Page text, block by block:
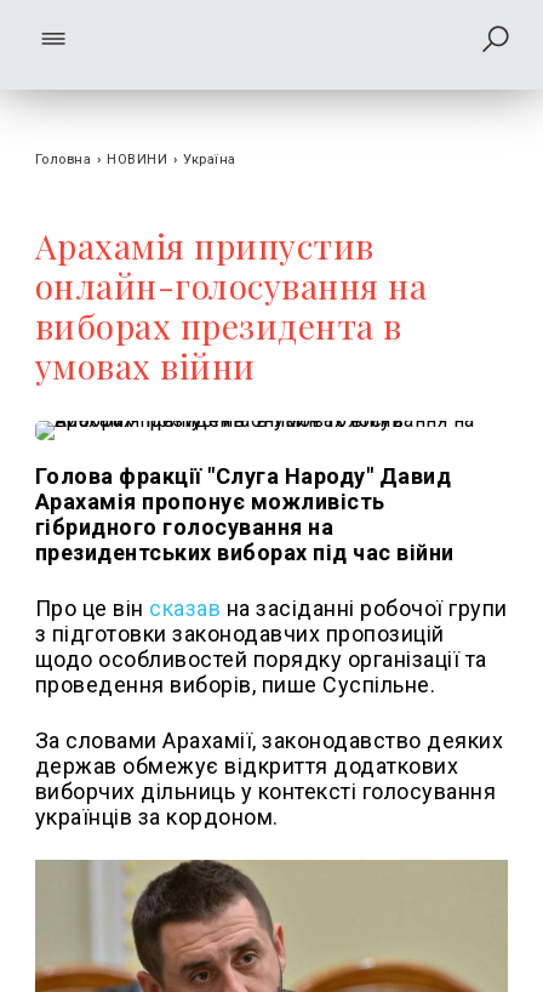
Головна › НОВИНИ › Україна
Арахамія припустив
онлайн-голосування на
виборах президента в
умовах війни
Голова фракції "Слуга Народу" Давид
Арахамія пропонує можливість
гібридного голосування на
президентських виборах під час війни
Про це він сказав на засіданні робочої групи
з підготовки законодавчих пропозицій
щодо особливостей порядку організації та
проведення виборів, пише Суспільне.
За словами Арахамії, законодавство деяких
держав обмежує відкриття додаткових
виборчих дільниць у контексті голосування
українців за кордоном.